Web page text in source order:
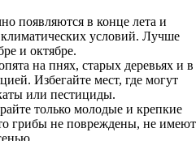
появляются в конце лета и
условий. Лучше
и октябре.
на пнях, старых деревьях и в
Избегайте мест, где могут
или пестициды.
только молодые и крепкие
грибы не повреждены, не имеют